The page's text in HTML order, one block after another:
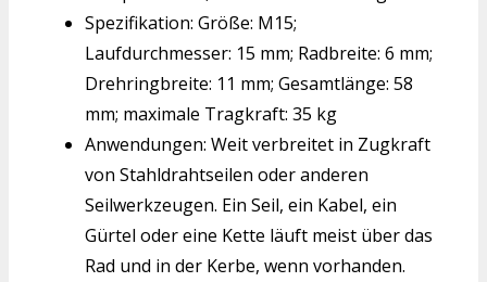
Spezifikation: Größe: M15;
Laufdurchmesser: 15 mm; Radbreite: 6 mm;
Drehringbreite: 11 mm; Gesamtlänge: 58
mm; maximale Tragkraft: 35 kg
Anwendungen: Weit verbreitet in Zugkraft
von Stahldrahtseilen oder anderen
Seilwerkzeugen. Ein Seil, ein Kabel, ein
Gürtel oder eine Kette läuft meist über das
Rad und in der Kerbe, wenn vorhanden.